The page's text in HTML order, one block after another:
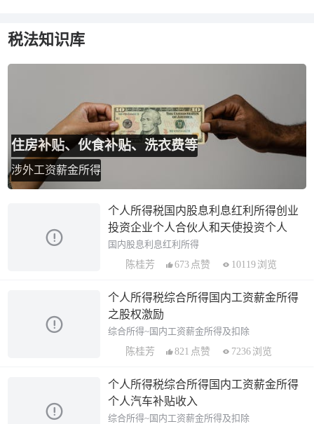
税法知识库
住房补贴、伙食补贴、洗衣费等
涉外工资薪金所得
个人所得税国内股息利息红利所得创业
投资企业个人合伙人和天使投资个人
国内股息利息红利所得
陈桂芳
673 点赞 10119 浏览
个人所得税综合所得国内工资薪金所得
之股权激励
综合所得~国内工资薪金所得及扣除
陈桂芳
821 点赞 7236 浏览
个人所得税综合所得国内工资薪金所得
个人汽车补贴收入
综合所得~国内工资薪金所得及扣除